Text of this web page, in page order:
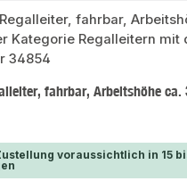
fahrbar, Arbeitshöhe ca.
voraussichtlich in 15